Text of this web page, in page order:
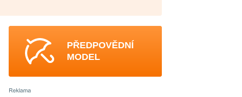
PŘEDPOVĚDNÍ
MODEL